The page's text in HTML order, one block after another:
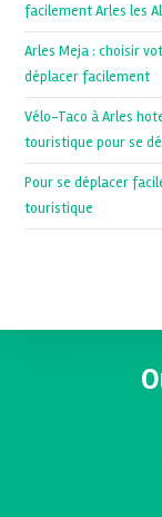
facilement Arles les
Arles Meja : choisir
déplacer facilement
Vélo-Taco à Arles
touristique pour se
Pour se déplacer
touristique